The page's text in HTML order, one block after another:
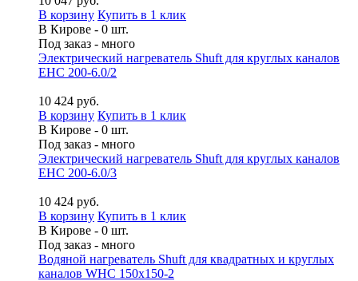
В корзину Купить в 1 клик
В Кирове - 0 шт.
Под заказ - много
Электрический нагреватель Shuft для круглых каналов
EHC 200-6.0/2
10 424 руб.
В корзину Купить в 1 клик
В Кирове - 0 шт.
Под заказ - много
Электрический нагреватель Shuft для круглых каналов
EHC 200-6.0/3
10 424 руб.
В корзину Купить в 1 клик
В Кирове - 0 шт.
Под заказ - много
Водяной нагреватель Shuft для квадратных и круглых
каналов WHC 150x150-2